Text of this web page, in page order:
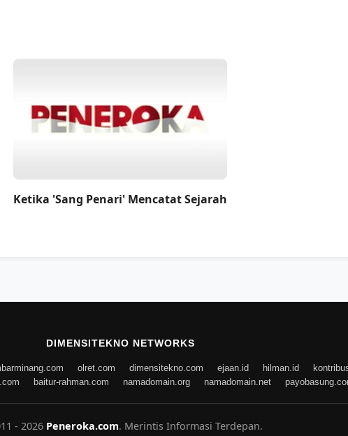
Ketika 'Sang Penari' Mencatat Sejarah
DIMENSITEKNO NETWORKS
olret.com dimensitekno.com ejaan.id hilman.id
baitur-rahman.com namadomain.org namadomain.net
- 2026 Peneroka.com. Merintis Informasi Terdepan.